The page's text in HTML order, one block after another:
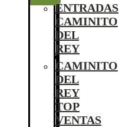
ENTRADAS
CAMINITO
DEL
REY
CAMINITO
DEL
REY
TOP
VENTAS